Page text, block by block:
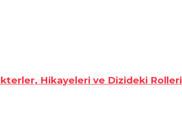
Hikayeleri ve Dizideki Rolleri